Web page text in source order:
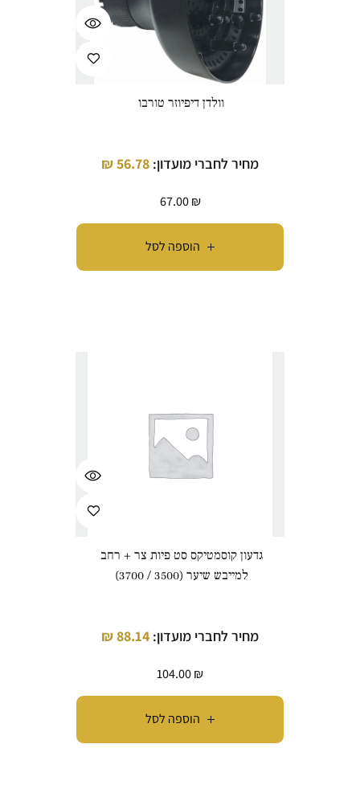
הוספה לסל
וולדן דיפיוזר טורבו
מחיר לחברי מועדון: 56.78
₪
67.00₪
הוספה לסל
גדעון קוסמטיקס סט פיות צר + רחב
למייבש שיער (3500 / 3700)
מחיר לחברי מועדון: 88.14
₪
104.00₪